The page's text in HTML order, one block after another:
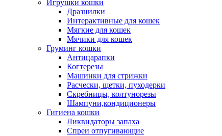
Игрушки кошки
Дразнилки
Интерактивные для кошек
Мягкие для кошек
Мячики для кошек
Груминг кошки
Антицарапки
Когтерезы
Машинки для стрижки
Расчески, щетки, пуходерки
Скребницы, колтунорезы
Шампуни,кондиционеры
Гигиена кошки
Ликвидаторы запаха
Спреи отпугивающие